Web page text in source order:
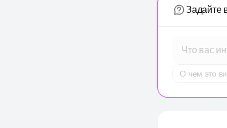
Задайте
Что вас
О чем это